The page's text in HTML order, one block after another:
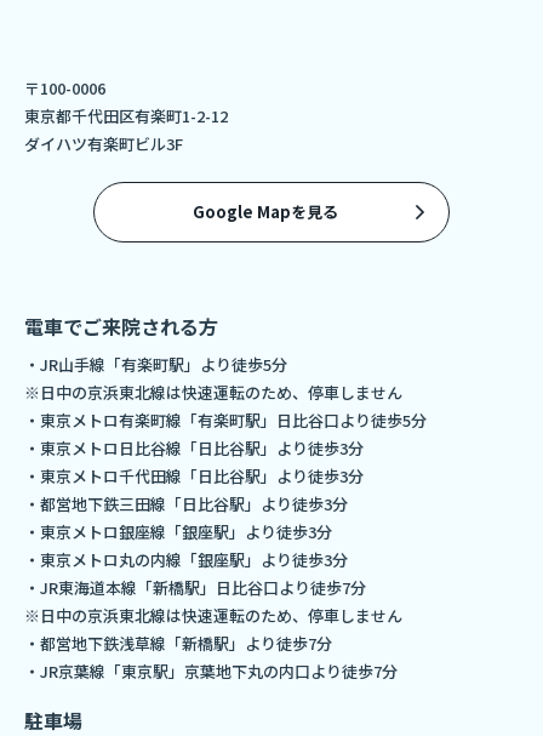
〒100-0006
東京都千代田区有楽町1-2-12
ダイハツ有楽町ビル3F
Google Mapを見る
電車でご来院される方
・JR山手線「有楽町駅」より徒歩5分
※日中の京浜東北線は快速運転のため、停車しません
・東京メトロ有楽町線「有楽町駅」日比谷口より徒歩5分
・東京メトロ日比谷線「日比谷駅」より徒歩3分
・東京メトロ千代田線「日比谷駅」より徒歩3分
・都営地下鉄三田線「日比谷駅」より徒歩3分
・東京メトロ銀座線「銀座駅」より徒歩3分
・東京メトロ丸の内線「銀座駅」より徒歩3分
・JR東海道本線「新橋駅」日比谷口より徒歩7分
※日中の京浜東北線は快速運転のため、停車しません
・都営地下鉄浅草線「新橋駅」より徒歩7分
・JR京葉線「東京駅」京葉地下丸の内口より徒歩7分
駐車場